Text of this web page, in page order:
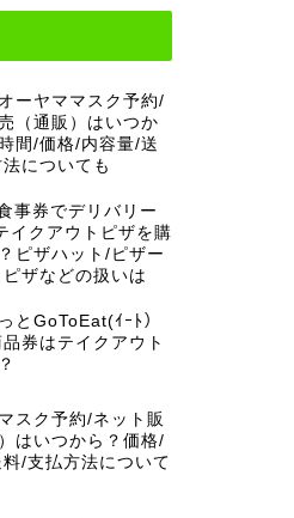
ーヤママスク予約/
（通販）はいつか
間/価格/内容量/送
についても
事券でデリバリー
イクアウトピザを購
ピザハット/ピザー
ザなどの扱いは
とGoToEat(ｲｰﾄ）
券はテイクアウト
スク予約/ネット販
はいつから？価格/
/支払方法について